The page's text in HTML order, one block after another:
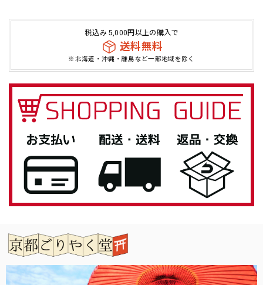
税込み 5,000円以上の購入で
送料無料
※北海道・沖縄・離島など一部地域を除く
2026/05/07
とても素敵な商品でした！自分用に欲しく購入です(*^^*)
この度は当店をご利用いただきありがとうござ
います。 お気に入りいただけてよかったです。
また機会がありましたらよろしくお願いいたし
ます。
2026/04/27
息子へのプレゼントとして購入しました。 男性なのでシン
プルが良いと思い選びましたが、私もとても気に入ってしま
いました。 女性の方にもお勧めです。 有難うございまし